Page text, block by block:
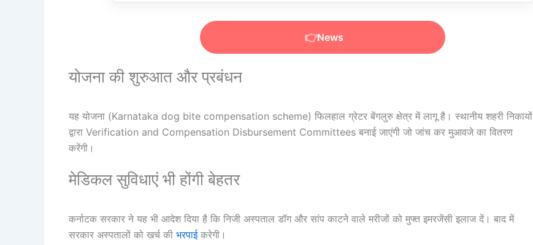
News
योजना की शुरुआत और प्रबंधन
यह योजना (Karnataka dog bite compensation scheme) फिलहाल ग्रेटर बेंगलुरु क्षेत्र में लागू है। स्थानीय शहरी निकायों
द्वारा Verification and Compensation Disbursement Committees बनाई जाएंगी जो जांच कर मुआवजे का वितरण
करेंगी।
मेडिकल सुविधाएं भी होंगी बेहतर
कर्नाटक सरकार ने यह भी आदेश दिया है कि निजी अस्पताल डॉग और सांप काटने वाले मरीजों को मुफ्त इमरजेंसी इलाज दें। बाद में
सरकार अस्पतालों को खर्च की भरपाईकरेगी।